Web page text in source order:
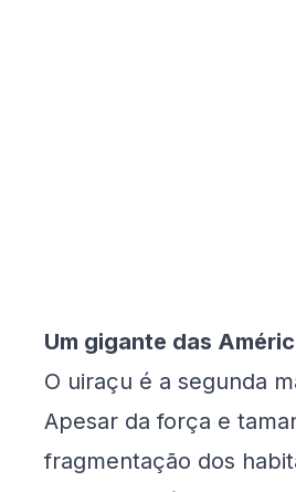
Um gigante das
O uiraçu é a segunda
Apesar da força e
fragmentação dos